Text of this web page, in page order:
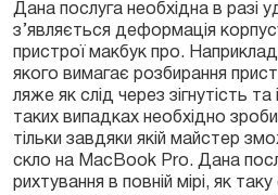
Дана послуга необхідна в разі
з’являється деформація
пристрої макбук про.
якого вимагає розбирання
ляже як слід через зігнутість
таких випадках необхідно
тільки завдяки якій майстер
скло на MacBook Pro. Дана
рихтування в повній мірі, як